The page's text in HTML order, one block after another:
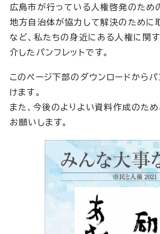
広島市が行っている人権啓発のため
地方自治体が協力して解決のために
など、私たちの身近にある人権に関
介したパンフレットです。
このページ下部のダウンロードから
けます。
また、今後のよりよい資料作成のため
お願いします。